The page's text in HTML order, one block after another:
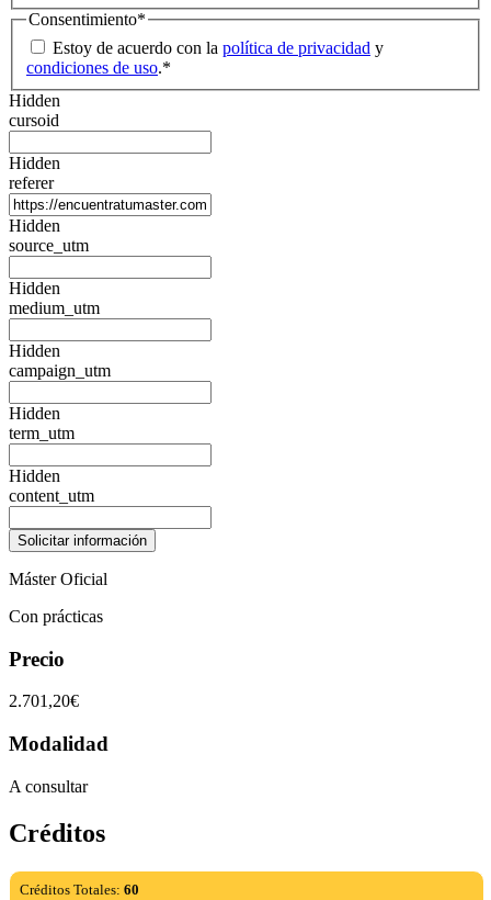
Consentimiento*
Estoy de acuerdo con la política de privacidad y
condiciones de uso.*
Hidden
cursoid
Hidden
referer
Hidden
source_utm
Hidden
medium_utm
Hidden
campaign_utm
Hidden
term_utm
Hidden
content_utm
Máster Oficial
Con prácticas
Precio
2.701,20€
Modalidad
A consultar
Créditos
Créditos Totales: 60